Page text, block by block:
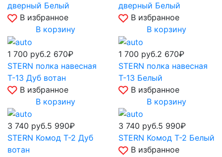
дверный Белый
В избранное
В корзину
дверный Белый
В избранное
В корзину
1 700 руб.2 670₽
STERN полка навесная
Т-13 Дуб вотан
В избранное
В корзину
1 700 руб.2 670₽
STERN полка навесная
Т-13 Белый
В избранное
В корзину
3 740 руб.5 990₽
STERN Комод Т-2 Дуб
вотан
3 740 руб.5 990₽
STERN Комод Т-2 Белый
В избранное